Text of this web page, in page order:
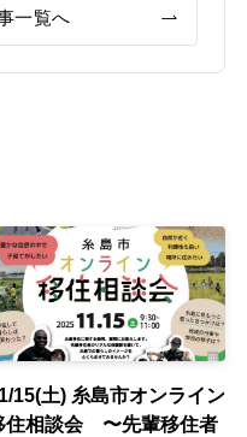
一覧へ
15(土) 糸島市オンライン
住相談会 〜先輩移住者